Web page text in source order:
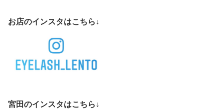
お店のインスタはこちら↓
宮田のインスタはこちら↓